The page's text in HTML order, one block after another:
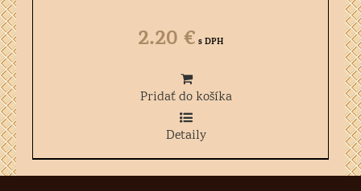
2.20 € s DPH
Pridať do košíka
Detaily